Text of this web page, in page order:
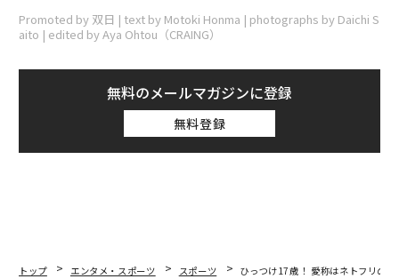
Promoted by 双日 | text by Motoki Honma | photographs by Daichi S
aito | edited by Aya Ohtou（CRAING）
無料のメールマガジンに登録
無料登録
トップ エンタメ・スポーツ スポーツ
ひっつけ17歳！ 愛称はネトフリの